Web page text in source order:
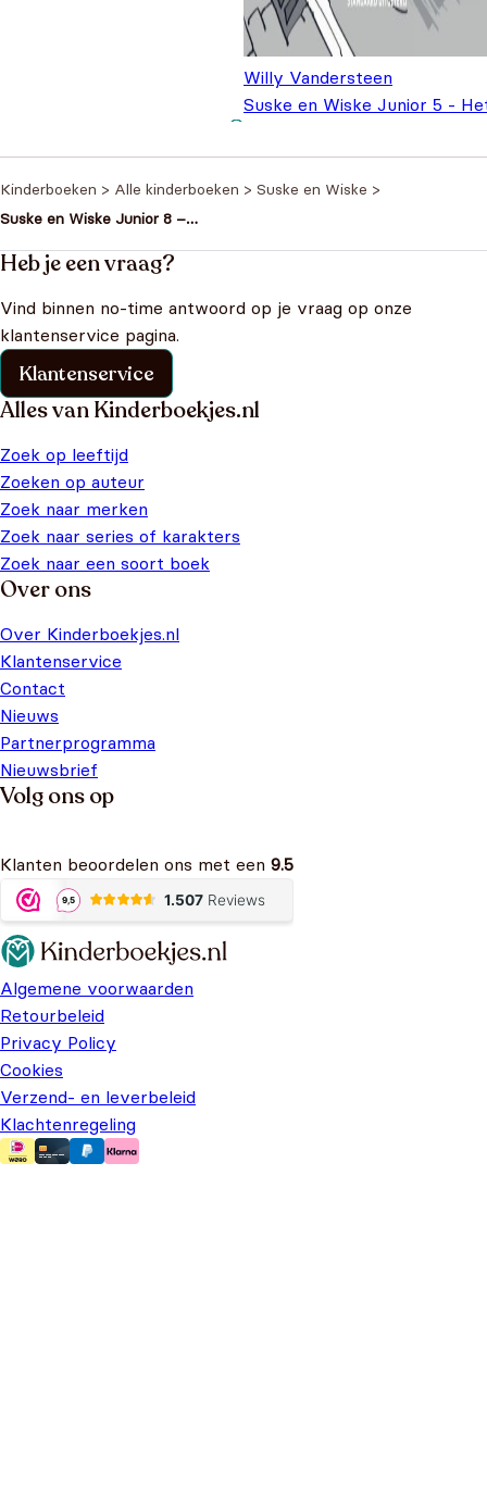
Willy Vandersteen
Suske en Wiske Junior 5 -
Kinderboeken > Alle kinderboeken > Suske en Wiske >
Suske en Wiske Junior 8 –
Heb je een vraag?
Vind binnen no-time antwoord op je vraag op onze
klantenservice pagina.
Klantenservice
Alles van Kinderboekjes.nl
Zoek op leeftijd
Zoeken op auteur
Zoek naar merken
Zoek naar series of karakters
Zoek naar een soort boek
Over ons
Over Kinderboekjes.nl
Klantenservice
Contact
Nieuws
Partnerprogramma
Nieuwsbrief
Volg ons op
Klanten beoordelen ons met een 9.5
Algemene voorwaarden
Retourbeleid
Privacy Policy
Cookies
Verzend- en leverbeleid
Klachtenregeling